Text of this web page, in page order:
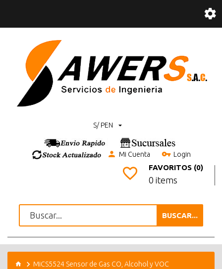
S/ PEN
Mi Cuenta Login
FAVORITOS (0)
0 items
BUSCAR...
MiCS5524 Sensor de Gas CO, Alcohol y VOC